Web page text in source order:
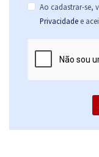
Ao cadastrar-se,
Privacidade e